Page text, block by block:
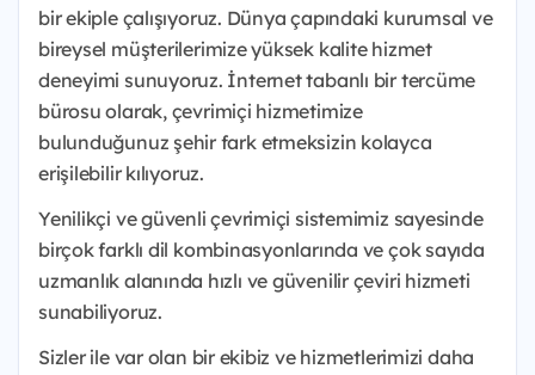
bir ekiple çalışıyoruz. Dünya çapındaki kurumsal ve
bireysel müşterilerimize yüksek kalite hizmet
deneyimi sunuyoruz. İnternet tabanlı bir tercüme
bürosu olarak, çevrimiçi hizmetimize
bulunduğunuz şehir fark etmeksizin kolayca
erişilebilir kılıyoruz.
Yenilikçi ve güvenli çevrimiçi sistemimiz sayesinde
birçok farklı dil kombinasyonlarında ve çok sayıda
uzmanlık alanında hızlı ve güvenilir çeviri hizmeti
sunabiliyoruz.
Sizler ile var olan bir ekibiz ve hizmetlerimizi daha